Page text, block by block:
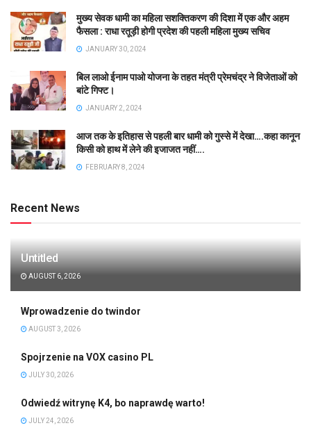
मुख्य सेवक धामी का महिला सशक्तिकरण की दिशा में एक और अहम
फैसला : राधा रतूड़ी होगी प्रदेश की पहली महिला मुख्य सचिव
JANUARY 30, 2024
बिल लाओ ईनाम पाओ योजना के तहत मंत्री प्रेमचंद्र ने विजेताओं को
बांटे गिफ्ट।
JANUARY 2, 2024
आज तक के इतिहास से पहली बार धामी को गुस्से में देखा….कहा कानून
किसी को हाथ में लेने की इजाजत नहीं….
FEBRUARY 8, 2024
Recent News
Untitled
AUGUST 6, 2026
Wprowadzenie do twindor
AUGUST 3, 2026
Spojrzenie na VOX casino PL
JULY 30, 2026
Odwiedź witrynę K4, bo naprawdę warto!
JULY 24, 2026